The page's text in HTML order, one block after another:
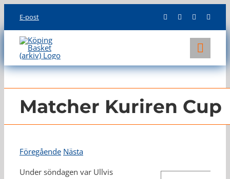
content
E-post
KLUBBEN
INFO
Matcher Kuriren Cup
Föregående Nästa
Under söndagen var Ullvis